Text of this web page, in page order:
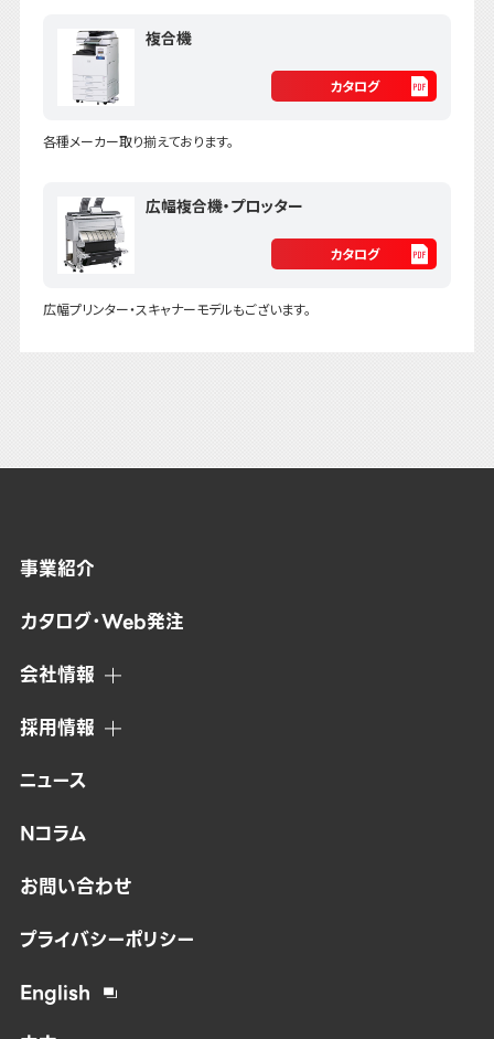
複合機
カタログ
各種メーカー取り揃えております。
広幅複合機・プロッター
カタログ
広幅プリンター・スキャナーモデルもございます。
事業紹介
カタログ・Web発注
会社情報
採用情報
ニュース
Nコラム
お問い合わせ
プライバシーポリシー
English